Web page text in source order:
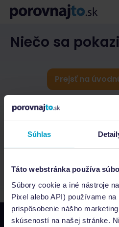
Súhlas
Táto webstránka používa
Súbory cookie a iné nástroje
Pixel alebo API) používame na
prispôsobenie nášho
skúseností na našej stránke.
Niečo sa
Prejsť na